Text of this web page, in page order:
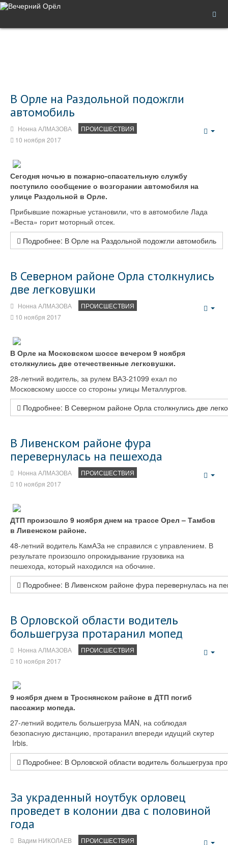
В Орле на Раздольной подожгли
автомобиль
Нонна АЛМАЗОВА
ПРОИСШЕСТВИЯ
10 ноября 2017
Сегодня ночью в пожарно-спасательную службу
поступило сообщение о возгорании автомобиля на
улице Раздольной в Орле.
Прибывшие пожарные установили, что в автомобиле Лада
«Веста» горит моторный отсек.
Подробнее: В Орле на Раздольной подожгли автомобиль
В Северном районе Орла столкнулись
две легковушки
Нонна АЛМАЗОВА
ПРОИСШЕСТВИЯ
10 ноября 2017
В Орле на Московском шоссе вечером 9 ноября
столкнулись две отечественные легковушки.
28-летний водитель, за рулем ВАЗ-21099 ехал по
Московскому шоссе со стороны улицы Металлургов.
Подробнее: В Северном районе Орла столкнулись две
В Ливенском районе фура
перевернулась на пешехода
Нонна АЛМАЗОВА
ПРОИСШЕСТВИЯ
10 ноября 2017
ДТП произошло 9 ноября днем на трассе Орел – Тамбов
в Ливенском районе.
48-летний водитель КамАЗа не справился с управлением. В
результате произошло опрокидывание грузовика на
пешехода, который находился на обочине.
Подробнее: В Ливенском районе фура перевернулась на
В Орловской области водитель
большегруза протаранил мопед
Нонна АЛМАЗОВА
ПРОИСШЕСТВИЯ
10 ноября 2017
9 ноября днем в Троснянском районе в ДТП погиб
пассажир мопеда.
27-летний водитель большегруза MAN, на соблюдая
безопасную дистанцию, протаранил впереди идущий скутер
Irbis.
Подробнее: В Орловской области водитель большегруза
За украденный ноутбук орловец
проведет в колонии два с половиной
года
Вадим НИКОЛАЕВ
ПРОИСШЕСТВИЯ